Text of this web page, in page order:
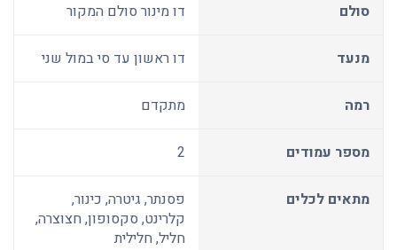
סולם דו מינור סולם המקור
מנעד דו ראשון עד סי במול שני
רמה מתקדם
מספר עמודים 2
מתאים לכלים
פסנתר, גיטרה, כינור,
קלרינט, סקסופון, חצוצרה,
חליל, חלילית